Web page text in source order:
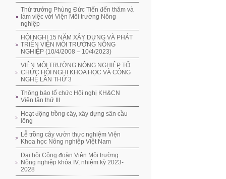
Thứ trưởng Phùng Đức Tiến đến thăm và
làm việc với Viện Môi trường Nông
nghiệp
HỘI NGHỊ 15 NĂM XÂY DỰNG VÀ PHÁT
TRIỂN VIỆN MÔI TRƯỜNG NÔNG
NGHIỆP (10/4/2008 – 10/4/2023)
VIỆN MÔI TRƯỜNG NÔNG NGHIỆP TỔ
CHỨC HỘI NGHỊ KHOA HỌC VÀ CÔNG
NGHỆ LẦN THỨ 3
Thông báo tổ chức Hội nghị KH&CN
Viện lần thứ III
Hoạt động trồng cây, xây dựng sân cầu
lông
Lễ trồng cây vườn thực nghiệm Viện
Khoa học Nông nghiệp Việt Nam
Đại hội Công đoàn Viện Môi trường
Nông nghiệp khóa IV, nhiệm kỳ 2023-
2028